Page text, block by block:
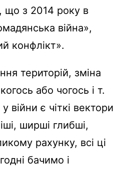
що з 2014 року в
війна»,
конфлікт».
територій, зміна
або чогось і т.
війни є чіткі вектори
ширші глибші,
рахунку, всі ці
бачимо і